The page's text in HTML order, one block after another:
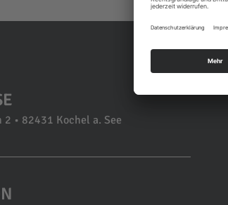
2 • 82431 Kochel a. See